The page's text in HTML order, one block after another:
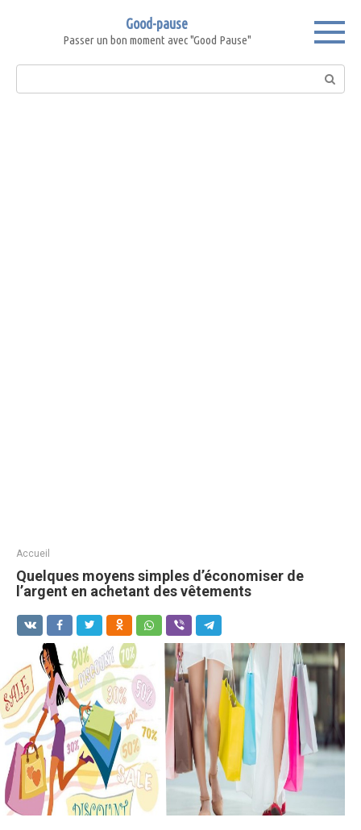
Good-pause
Passer un bon moment avec "Good Pause"
Search:
Accueil
Quelques moyens simples d’économiser de
l’argent en achetant des vêtements